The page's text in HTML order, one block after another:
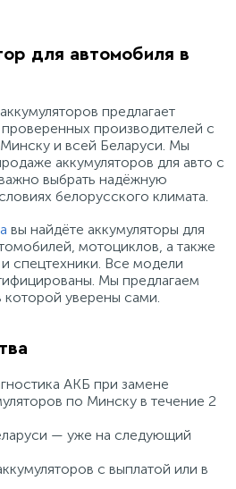
для автомобиля в
предлагает
производителей с
и всей Беларуси. Мы
аккумуляторов для авто с
выбрать надёжную
белорусского климата.
вы найдёте аккумуляторы для
мотоциклов, а также
спецтехники. Все модели
Мы предлагаем
которой уверены сами.
АКБ при замене
по Минску в течение 2
— уже на следующий
с выплатой или в